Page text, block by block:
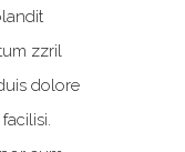
zzril
dolore